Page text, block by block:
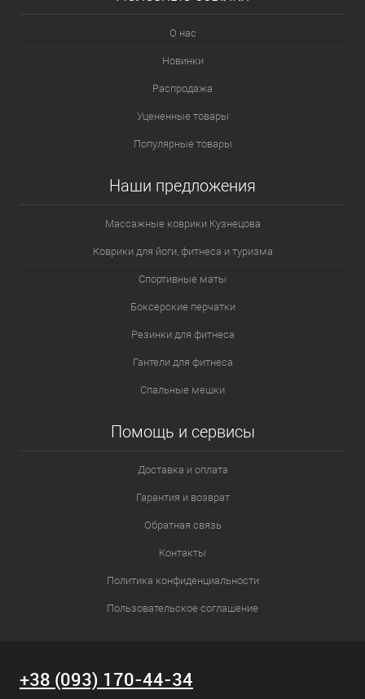
О нас
Новинки
Распродажа
Уцененные товары
Популярные товары
Наши предложения
Массажные коврики Кузнецова
Коврики для йоги, фитнеса и туризма
Спортивные маты
Боксерские перчатки
Резинки для фитнеса
Гантели для фитнеса
Спальные мешки
Помощь и сервисы
Доставка и оплата
Гарантия и возврат
Обратная связь
Контакты
Политика конфиденциальности
Пользовательское соглашение
+38 (093) 170-44-34